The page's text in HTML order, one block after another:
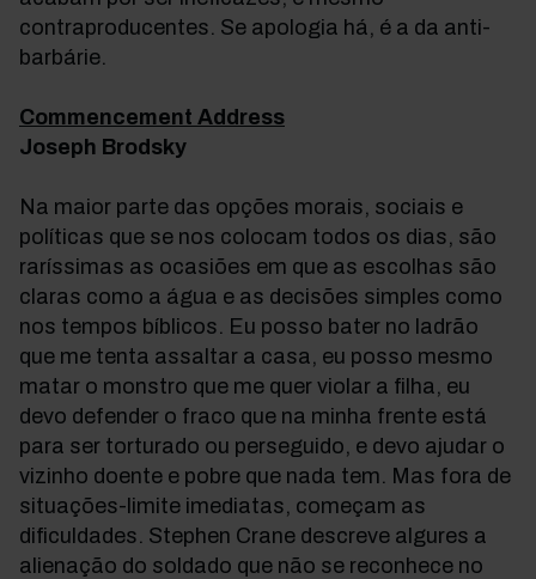
contraproducentes. Se apologia há, é a da anti-
barbárie.
Commencement Address
Joseph Brodsky
Na maior parte das opções morais, sociais e
políticas que se nos colocam todos os dias, são
raríssimas as ocasiões em que as escolhas são
claras como a água e as decisões simples como
nos tempos bíblicos. Eu posso bater no ladrão
que me tenta assaltar a casa, eu posso mesmo
matar o monstro que me quer violar a filha, eu
devo defender o fraco que na minha frente está
para ser torturado ou perseguido, e devo ajudar o
vizinho doente e pobre que nada tem. Mas fora de
situações-limite imediatas, começam as
dificuldades. Stephen Crane descreve algures a
alienação do soldado que não se reconhece no